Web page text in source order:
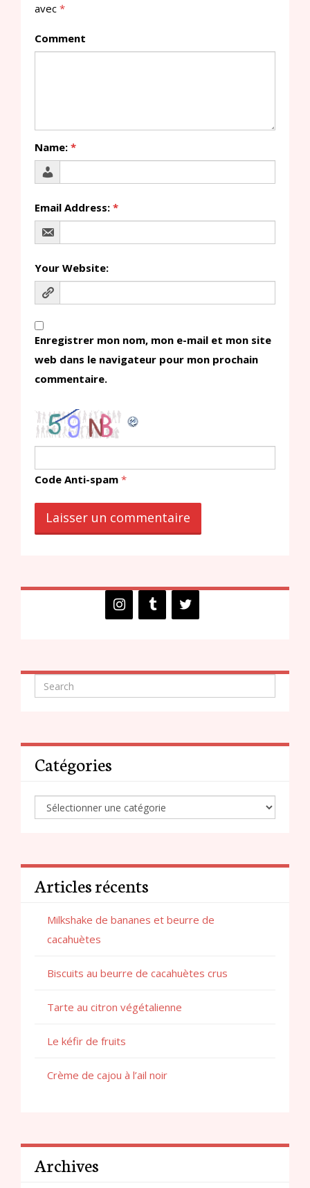
avec *
Comment
Name: *
Email Address: *
Your Website:
Enregistrer mon nom, mon e-mail et mon site
web dans le navigateur pour mon prochain
commentaire.
Code Anti-spam *
Catégories
Articles récents
Milkshake de bananes et beurre de
cacahuètes
Biscuits au beurre de cacahuètes crus
Tarte au citron végétalienne
Le kéfir de fruits
Crème de cajou à l’ail noir
Archives